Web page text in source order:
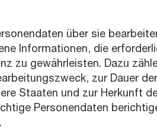
über sie
Informationen, die
zu gewährleisten. Dazu
zur Dauer
Staaten und zur Herkunft
Personendaten